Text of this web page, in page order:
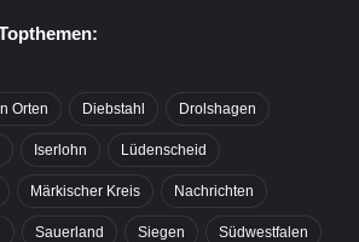
Orten Diebstahl Drolshagen
Iserlohn Lüdenscheid
Märkischer Kreis Nachrichten
Sauerland Siegen Südwestfalen